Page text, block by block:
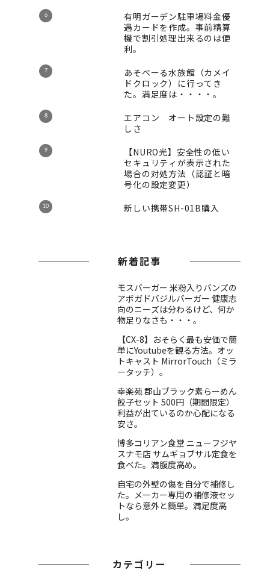
有明ガーデン駐車場料金優
遇カードを作成。事前精算
機で割引処理出来るのは便
利。
あそべーる水族館（カメイ
ドクロック）に行ってき
た。満足度は・・・・。
エアコン オート設定の難
しさ
【NURO光】安全性の低い
セキュリティが表示された
場合の対処方法（認証と暗
号化の設定変更）
新しい携帯SH-01B購入
新着記事
モスバーガー 米粉入りバンズの
アボガドバジルバーガー 健康志
向のニーズは分わるけど、何か
物足りなさも・・・。
【CX-8】おそらく最も安価で簡
単にYoutubeを観る方法。オッ
トキャスト MirrorTouch（ミラ
ータッチ）。
幸楽苑 郡山ブラック素らーめん
餃子セット 500円（期間限定）
利益が出ているのか心配になる
安さ。
博多コリアン食堂 ニューフジヤ
スナモ店 サムギョブサル定食を
食べた。満腹度高め。
自宅の外壁の傷を自分で補修し
た。メーカー専用の補修液セッ
トなら意外と簡単。満足度高
し。
カテゴリー